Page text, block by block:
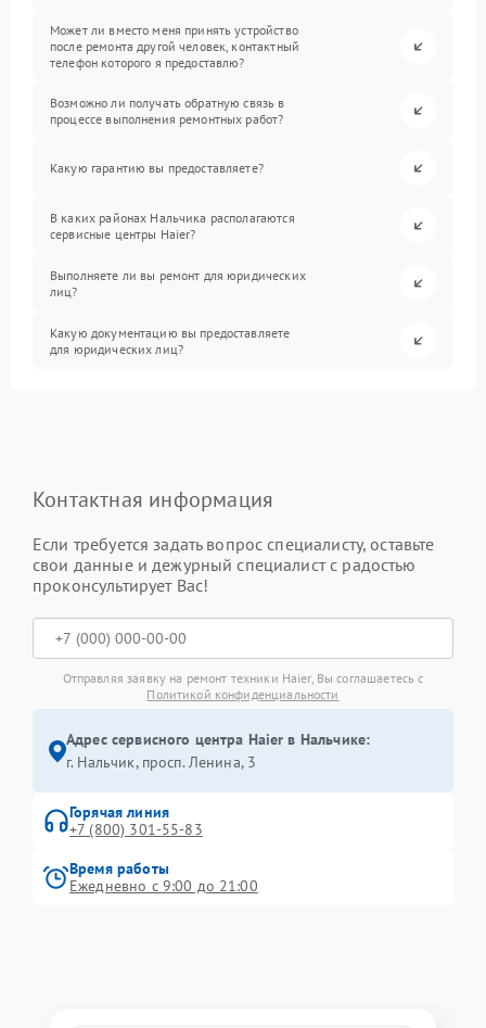
Может ли вместо меня принять устройство
после ремонта другой человек, контактный
телефон которого я предоставлю?
Возможно ли получать обратную связь в
процессе выполнения ремонтных работ?
Какую гарантию вы предоставляете?
В каких районах Нальчика располагаются
сервисные центры Haier?
Выполняете ли вы ремонт для юридических
лиц?
Какую документацию вы предоставляете
для юридических лиц?
Контактная информация
Если требуется задать вопрос специалисту, оставьте
свои данные и дежурный специалист с радостью
проконсультирует Вас!
Отправляя заявку на ремонт техники Haier, Вы соглашаетесь с
Политикой конфиденциальности
Адрес сервисного центра Haier в Нальчике:
г. Нальчик, просп. Ленина, 3
Горячая линия
+7 (800) 301-55-83
Время работы
Ежедневно с 9:00 до 21:00